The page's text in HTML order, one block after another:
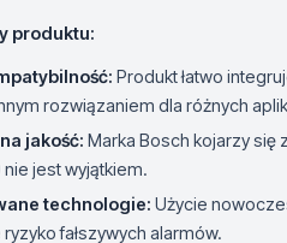
produktu:
Produkt łatwo
rozwiązaniem dla różnych
jakość: Marka Bosch kojarzy się
nie jest wyjątkiem.
technologie: Użycie
fałszywych alarmów.